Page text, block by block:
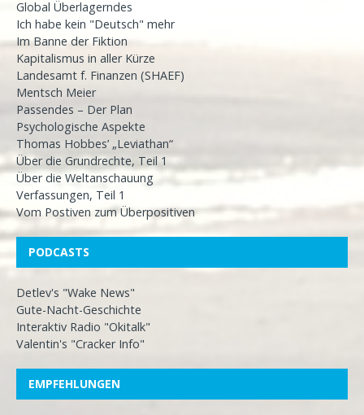
Global Überlagerndes
Ich habe kein "Deutsch" mehr
Im Banne der Fiktion
Kapitalismus in aller Kürze
Landesamt f. Finanzen (SHAEF)
Mentsch Meier
Passendes – Der Plan
Psychologische Aspekte
Thomas Hobbes’ „Leviathan“
Über die Grundrechte, Teil 1
Über die Weltanschauung
Verfassungen, Teil 1
Vom Postiven zum Überpositiven
PODCASTS
Detlev's "Wake News"
Gute-Nacht-Geschichte
Interaktiv Radio "Okitalk"
Valentin's "Cracker Info"
EMPFEHLUNGEN